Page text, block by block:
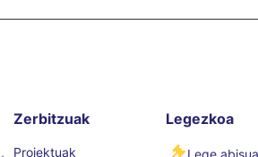
Zerbitzuak
Proiektuak
Legezkoa
Lege abisua